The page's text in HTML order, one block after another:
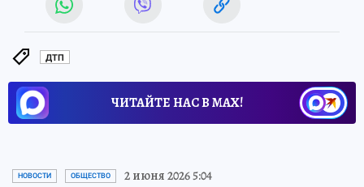
ДТП
ЧИТАЙТЕ НАС В МАХ!
НОВОСТИ ОБЩЕСТВО 2 июня 2026 5:04